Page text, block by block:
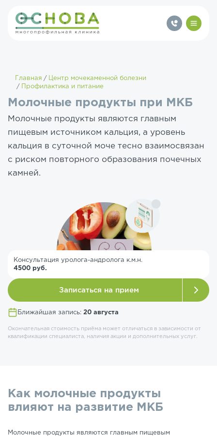
Главная
Центр мочекаменной болезни
Профилактика и питание
Молочные продукты при МКБ
Молочные продукты являются главным
пищевым источником кальция, а уровень
кальция в суточной моче тесно взаимосвязан
с риском повторного образования почечных
камней.
Ближайшая запись: 20 августа
Консультация уролога-андролога к.м.н.
4500 руб.
Записаться на прием
Окончательная стоимость приёма может отличаться в зависимости от
квалификации специалиста, наличия акции и дополнительных услуг.
Как молочные продукты
влияют на развитие МКБ
Молочные продукты являются главным пищевым